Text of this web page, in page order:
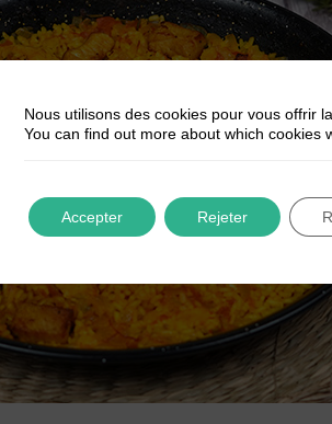
Nous utilisons des cookies pour vous offrir
You can find out more about which cookies
Accepter Rejeter